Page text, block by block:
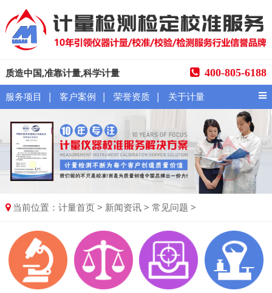
质造中国,准靠计量,科学计量 400-805-6188
服务项目 | 客户案例 | 荣誉资质 | 关于计量
当前位置：计量首页 > 新闻资讯 >常见问题 >